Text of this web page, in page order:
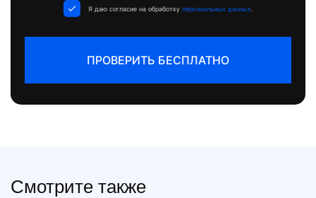
Я даю согласие на обработку персональных данных
ПРОВЕРИТЬ БЕСПЛАТНО
Смотрите также